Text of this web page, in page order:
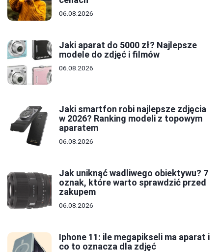
06.08.2026
Jaki aparat do 5000 zł? Najlepsze
modele do zdjęć i filmów
06.08.2026
Jaki smartfon robi najlepsze zdjęcia
w 2026? Ranking modeli z topowym
aparatem
06.08.2026
Jak uniknąć wadliwego obiektywu? 7
oznak, które warto sprawdzić przed
zakupem
06.08.2026
Iphone 11: ile megapikseli ma aparat i
co to oznacza dla zdjęć